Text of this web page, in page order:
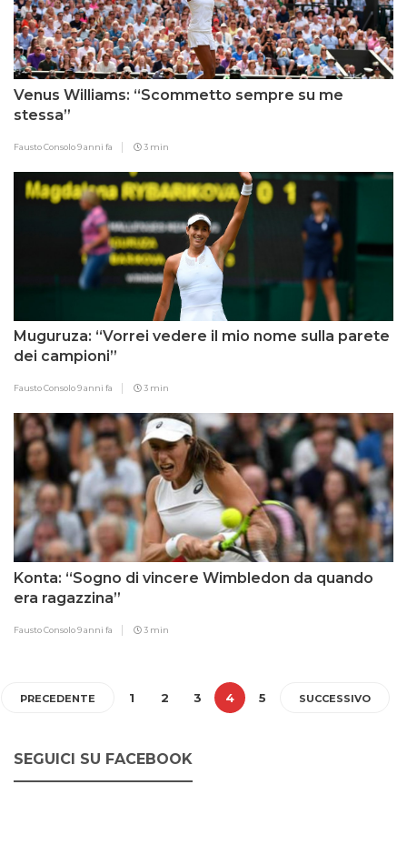
Venus Williams: “Scommetto sempre su me
stessa”
Fausto Consolo9 anni fa 3 min
Muguruza: “Vorrei vedere il mio nome sulla parete
dei campioni”
Fausto Consolo9 anni fa 3 min
Konta: “Sogno di vincere Wimbledon da quando
era ragazzina”
Fausto Consolo9 anni fa 3 min
PRECEDENTE 1 2 3 4 5 SUCCESSIVO
SEGUICI SU FACEBOOK